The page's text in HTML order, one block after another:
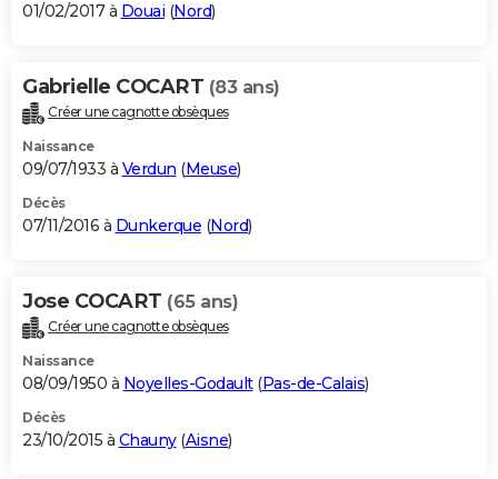
01/02/2017 à Douai (Nord)
Gabrielle COCART (83 ans)
Créer une cagnotte obsèques
Naissance
09/07/1933 à Verdun (Meuse)
Décès
07/11/2016 à Dunkerque (Nord)
Jose COCART (65 ans)
Créer une cagnotte obsèques
Naissance
08/09/1950 à Noyelles-Godault(Pas-de-Calais)
Décès
23/10/2015 à Chauny(Aisne)